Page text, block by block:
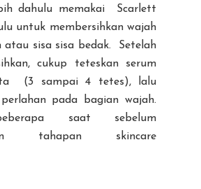
dahulu memakai Scarlett
untuk membersihkan wajah
sisa sisa bedak. Setelah
cukup teteskan serum
(3 sampai 4 tetes), lalu
pada bagian wajah.
saat sebelum
tahapan skincare